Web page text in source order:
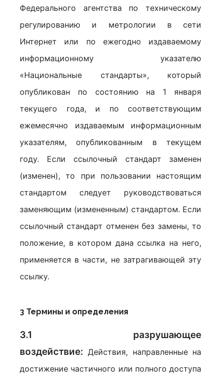
Федерального агентства по техническому
регулированию и метрологии в сети
Интернет или по ежегодно издаваемому
информационному указателю
«Национальные стандарты», который
опубликован по состоянию на 1 января
текущего года, и по соответствующим
ежемесячно издаваемым информационным
указателям, опубликованным в текущем
году. Если ссылочный стандарт заменен
(изменен), то при пользовании настоящим
стандартом следует руководствоваться
заменяющим (измененным) стандартом. Если
ссылочный стандарт отменен без замены, то
положение, в котором дана ссылка на него,
применяется в части, не затрагивающей эту
ссылку.
3 Термины и определения
3.1 разрушающее
воздействие:Действия, направленные на
достижение частичного или полного доступа